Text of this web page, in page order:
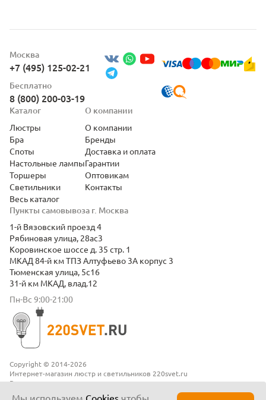
Copyright © 2014-2026
Интернет-магазин люстр и светильников 220svet.ru
Все права защищены
Москва
+7 (495) 125-02-21
Бесплатно
8 (800) 200-03-19
Пункты самовывоза г. Москва
1-й Вязовский проезд 4
Рябиновая улица, 28ас3
Коровинское шоссе д. 35 стр. 1
МКАД 84-й км ТПЗ Алтуфьево 3А корпус 3
Тюменская улица, 5с16
31-й км МКАД, влад.12
Пн-Вс 9:00-21:00
Каталог
Люстры
Бра
Споты
Настольные лампы
Торшеры
Светильники
Весь каталог
О компании
О компании
Бренды
Доставка и оплата
Гарантии
Оптовикам
Контакты
Мы используем Cookies чтобы